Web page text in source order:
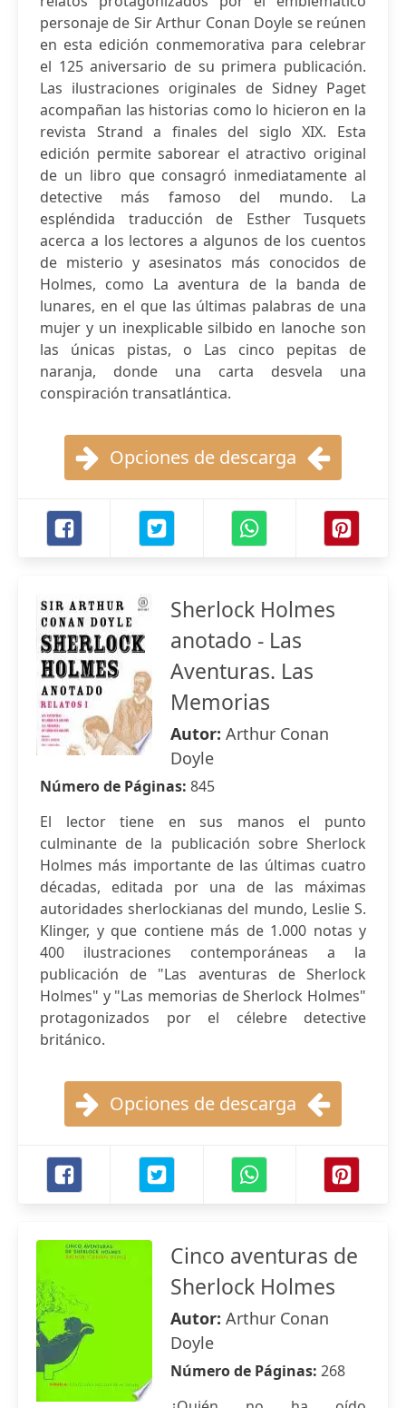
personaje de Sir Arthur Conan Doyle se reúnen
en esta edición conmemorativa para celebrar
el 125 aniversario de su primera publicación.
Las ilustraciones originales de Sidney Paget
acompañan las historias como lo hicieron en la
revista Strand a finales del siglo XIX. Esta
edición permite saborear el atractivo original
de un libro que consagró inmediatamente al
detective más famoso del mundo. La
espléndida traducción de Esther Tusquets
acerca a los lectores a algunos de los cuentos
de misterio y asesinatos más conocidos de
Holmes, como La aventura de la banda de
lunares, en el que las últimas palabras de una
mujer y un inexplicable silbido en lanoche son
las únicas pistas, o Las cinco pepitas de
naranja, donde una carta desvela una
conspiración transatlántica.
Opciones de descarga
Sherlock Holmes
anotado - Las
Aventuras. Las
Memorias
Autor: Arthur Conan
Doyle
Número de Páginas: 845
El lector tiene en sus manos el punto
culminante de la publicación sobre Sherlock
Holmes más importante de las últimas cuatro
décadas, editada por una de las máximas
autoridades sherlockianas del mundo, Leslie S.
Klinger, y que contiene más de 1.000 notas y
400 ilustraciones contemporáneas a la
publicación de "Las aventuras de Sherlock
Holmes" y "Las memorias de Sherlock Holmes"
protagonizados por el célebre detective
británico.
Opciones de descarga
Cinco aventuras de
Sherlock Holmes
Autor: Arthur Conan
Doyle
Número de Páginas: 268